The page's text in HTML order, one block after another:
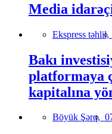
Media
Ekspress təhlil,
Bakı
platformaya
kapitalına
Böyük Şərq,